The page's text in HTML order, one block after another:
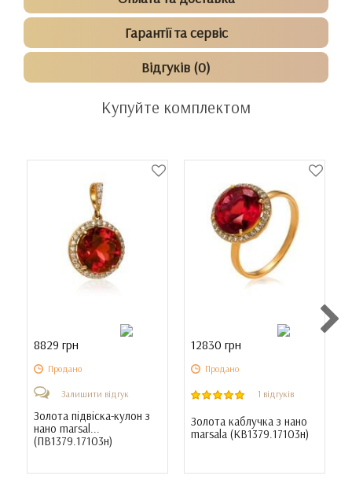
Гарантії та сервіс
Відгуків (0)
Купуйте комплектом
8829 грн
Продано
Залишити відгук
Золота підвіска-кулон з
нано marsal...
(ПВ1379.17103н)
12830 грн
Продано
1 відгуків
Золота каблучка з нано
marsala (КВ1379.17103н)